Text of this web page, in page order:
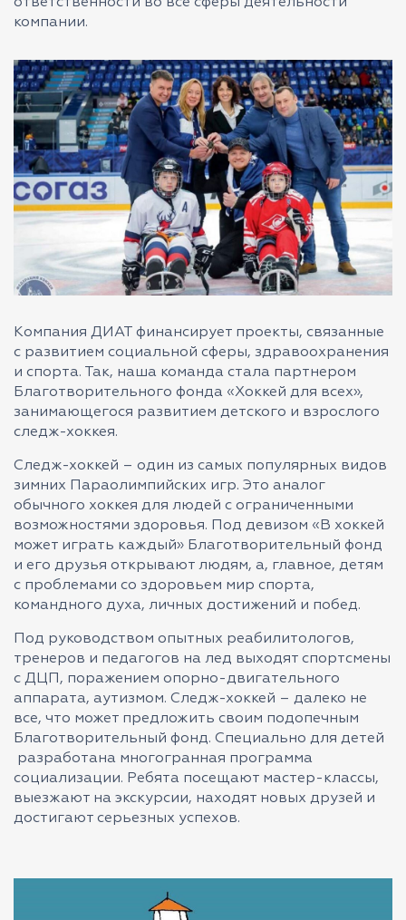
ответственности во все сферы деятельности
компании.
Компания ДИАТ финансирует проекты, связанные
с развитием социальной сферы, здравоохранения
и спорта. Так, наша команда стала партнером
Благотворительного фонда «Хоккей для всех»,
занимающегося развитием детского и взрослого
следж-хоккея.
Следж-хоккей – один из самых популярных видов
зимних Параолимпийских игр. Это аналог
обычного хоккея для людей с ограниченными
возможностями здоровья. Под девизом «В хоккей
может играть каждый» Благотворительный фонд
и его друзья открывают людям, а, главное, детям
с проблемами со здоровьем мир спорта,
командного духа, личных достижений и побед.
Под руководством опытных реабилитологов,
тренеров и педагогов на лед выходят спортсмены
с ДЦП, поражением опорно-двигательного
аппарата, аутизмом. Следж-хоккей – далеко не
все, что может предложить своим подопечным
Благотворительный фонд. Специально для детей
разработана многогранная программа
социализации. Ребята посещают мастер-классы,
выезжают на экскурсии, находят новых друзей и
достигают серьезных успехов.